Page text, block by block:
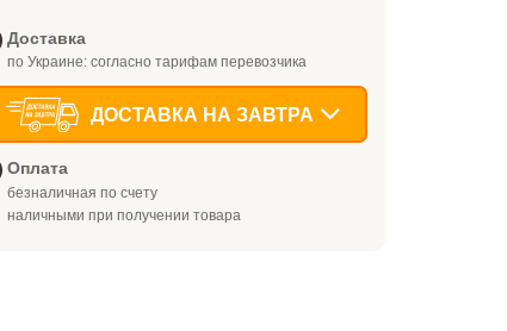
Доставка
по Украине: согласно тарифам перевозчика
ДОСТАВКА НА ЗАВТРА
Оплата
безналичная по счету
наличными при получении товара